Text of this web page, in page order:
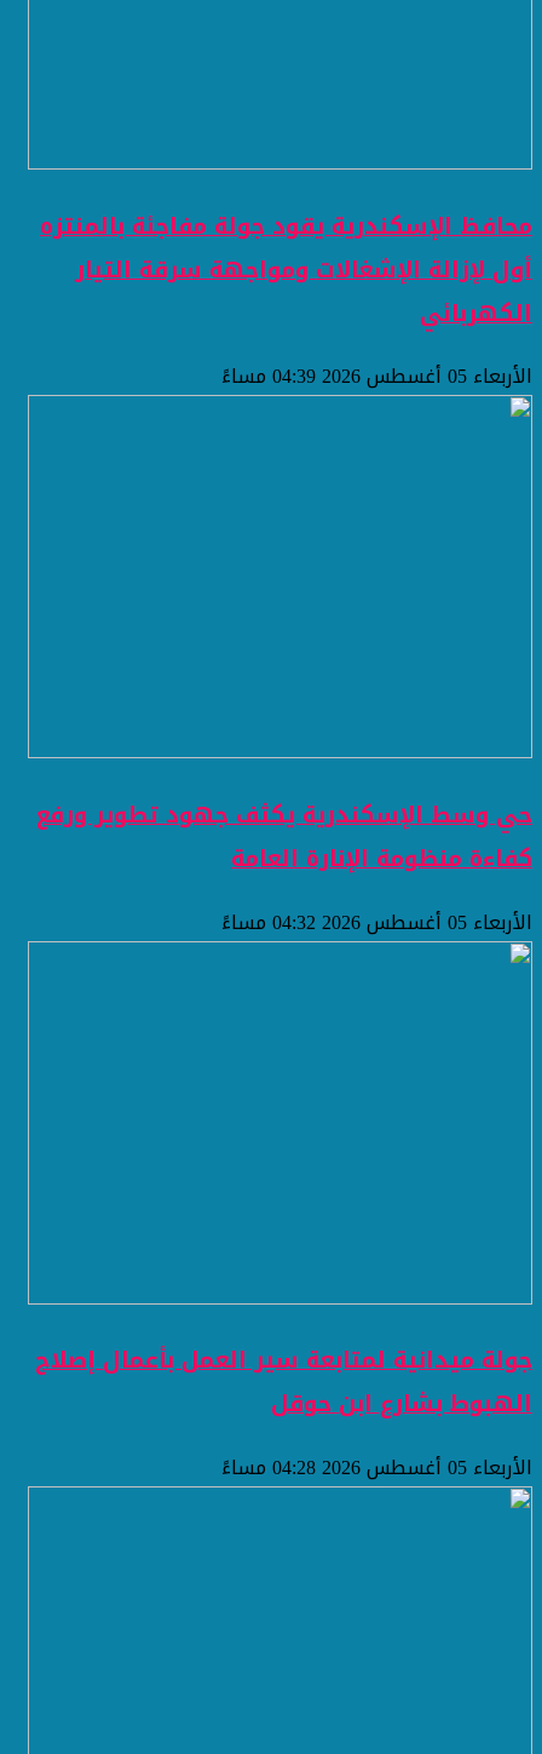
محافظ الإسكندرية يقود جولة مفاجئة بالمنتزه
أول لإزالة الإشغالات ومواجهة سرقة التيار
الكهربائي
الأربعاء 05 أغسطس 2026 04:39 مساءً
حي وسط الإسكندرية يكثف جهود تطوير ورفع
كفاءة منظومة الإنارة العامة
الأربعاء 05 أغسطس 2026 04:32 مساءً
جولة ميدانية لمتابعة سير العمل بأعمال إصلاح
الهبوط بشارع ابن حوقل
الأربعاء 05 أغسطس 2026 04:28 مساءً